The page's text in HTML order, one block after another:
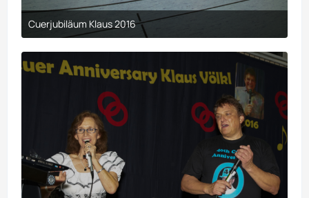
Cuerjubiläum Klaus 2016
9. April 2017 um 00:29